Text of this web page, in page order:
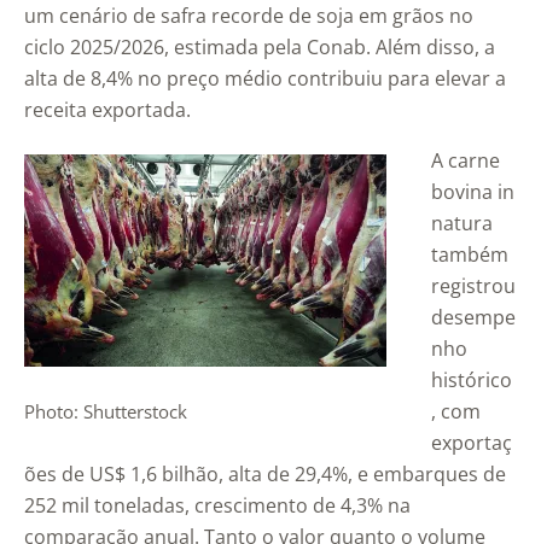
um cenário de safra recorde de soja em grãos no
ciclo 2025/2026, estimada pela Conab. Além disso, a
alta de 8,4% no preço médio contribuiu para elevar a
receita exportada.
Photo: Shutterstock
A carne
bovina in
natura
também
registrou
desempe
nho
histórico
, com
exportaç
ões de US$ 1,6 bilhão, alta de 29,4%, e embarques de
252 mil toneladas, crescimento de 4,3% na
comparação anual. Tanto o valor quanto o volume